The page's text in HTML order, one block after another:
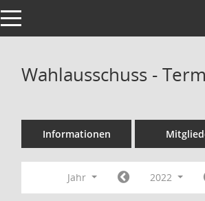
Toggle navigation
Wahlausschuss -
Informationen
Jahr 2022